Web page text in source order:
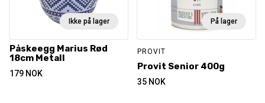
Ikke på lager
Påskeegg Marius Rød
18cm Metall
179 NOK
På lager
PROVIT
Provit Senior 400g
35 NOK